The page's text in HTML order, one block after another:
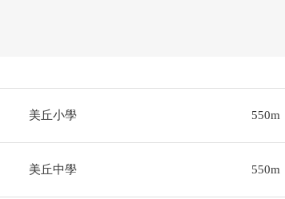
美丘小學 550m
美丘中學 550m